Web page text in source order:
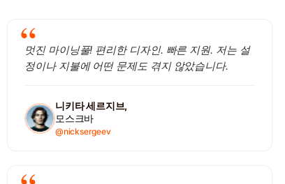
멋진 마이닝풀! 편리한 디자인. 빠른 지원. 저는 설
정이나 지불에 어떤 문제도 겪지 않았습니다.
니키타 세르지브,
모스크바
@nicksergeev